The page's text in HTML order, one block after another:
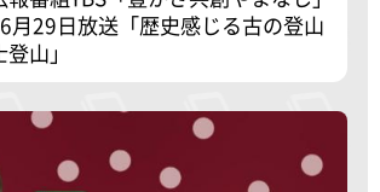
月29日放送「歴史感じる古の登山
山」